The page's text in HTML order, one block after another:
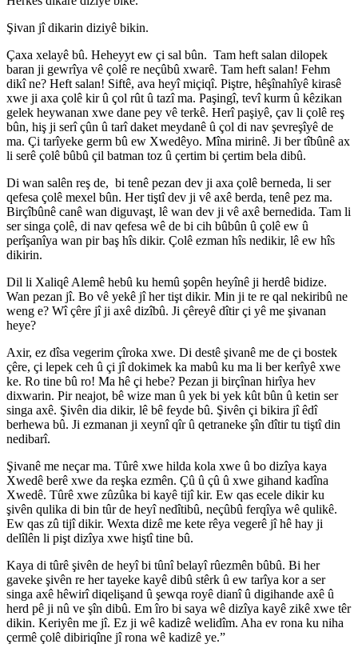
Şivan jî dikarin diziyê bikin.
Çaxa xelayê bû. Heheyyt ew çi sal bûn. Tam heft salan dilopek
baran ji gewrîya vê çolê re neçûbû xwarê. Tam heft salan! Fehm
dikî ne? Heft salan! Siftê, ava heyî miçiqî. Piştre, hêşînahîyê kirasê
xwe ji axa çolê kir û çol rût û tazî ma. Paşingî, tevî kurm û kêzikan
gelek heywanan xwe dane pey vê terkê. Herî paşiyê, çav li çolê reş
bûn, hiş ji serî çûn û tarî daket meydanê û çol di nav şevreşîyê de
ma. Çi tarîyeke germ bû ew Xwedêyo. Mîna mirinê. Ji ber tîbûnê ax
li serê çolê bûbû çil batman toz û çertim bi çertim bela dibû.
Di wan salên reş de, bi tenê pezan dev ji axa çolê berneda, li ser
qefesa çolê mexel bûn. Her tiştî dev ji vê axê berda, tenê pez ma.
Birçîbûnê canê wan diguvaşt, lê wan dev ji vê axê bernedida. Tam li
ser singa çolê, di nav qefesa wê de bi cih bûbûn û çolê ew û
perîşanîya wan pir baş hîs dikir. Çolê ezman hîs nedikir, lê ew hîs
dikirin.
Dil li Xaliqê Alemê hebû ku hemû şopên heyînê ji herdê bidize.
Wan pezan jî. Bo vê yekê jî her tişt dikir. Min ji te re qal nekiribû ne
weng e? Wî çêre jî ji axê dizîbû. Ji çêreyê dîtir çi yê me şivanan
heye?
Axir, ez dîsa vegerim çîroka xwe. Di destê şivanê me de çi bostek
çêre, çi lepek ceh û çi jî dokimek ka mabû ku ma li ber kerîyê xwe
ke. Ro tine bû ro! Ma hê çi hebe? Pezan ji birçînan hirîya hev
dixwarin. Pir neajot, bê wize man û yek bi yek kût bûn û ketin ser
singa axê. Şivên dia dikir, lê bê feyde bû. Şivên çi bikira jî êdî
berhewa bû. Ji ezmanan ji xeynî qîr û qetraneke şîn dîtir tu tiştî din
nedibarî.
Şivanê me neçar ma. Tûrê xwe hilda kola xwe û bo dizîya kaya
Xwedê berê xwe da reşka ezmên. Çû û çû û xwe gihand kadîna
Xwedê. Tûrê xwe zûzûka bi kayê tijî kir. Ew qas ecele dikir ku
şivên qulika di bin tûr de heyî nedîtibû, neçûbû ferqîya wê qulikê.
Ew qas zû tijî dikir. Wexta dizê me kete rêya vegerê jî hê hay ji
delîlên li pişt dizîya xwe hiştî tine bû.
Kaya di tûrê şivên de heyî bi tûnî belayî rûezmên bûbû. Bi her
gaveke şivên re her tayeke kayê dibû stêrk û ew tarîya kor a ser
singa axê hêwirî diqelişand û şewqa royê dianî û digihande axê û
herd pê ji nû ve şîn dibû. Em îro bi saya wê dizîya kayê zikê xwe têr
dikin. Keriyên me jî. Ez ji wê kadizê welidîm. Aha ev rona ku niha
çermê çolê dibiriqîne jî rona wê kadizê ye.”